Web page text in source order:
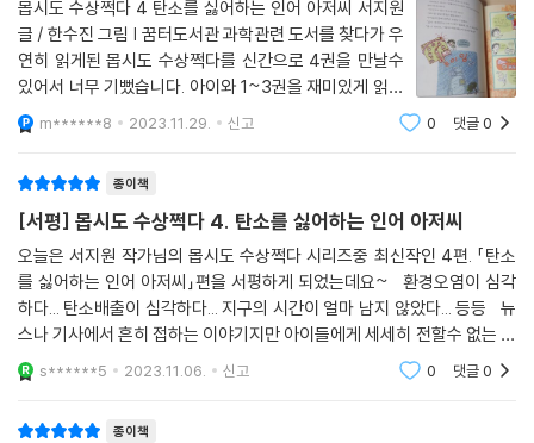
치 큰 고양이 에디슨, 4권 날씨에 등장하는 비밀스러운 공부왕 교장 선생
님, 탐구하는 즐거움, 발견하는 기쁨! 몹시도 수상쩍은 과학교실에서 공부
균 선생님과 아이들이 놀면서 탐구 능력과 문제해결 능력을 키워 가는 미
스터리한 과학 이야기가 참 재미있습니다!
우리가 사는 세상은 주변의 모든 것이 과학이에요!
과학을 공부하는 이유는 단지 시험을 잘 보기 위한 것이 아니에요. 생각하
는 힘을 키우고 우리가 사는 세상을 이해하는 능력을 키우기 위해서지요.
과학은 멀리 있는 것이 아니에요. 우리 주변을 살펴보면 하나하나 모든 것
이 교과서에 나오는 과학이라는 것을 느끼게 되지요. 그래서 과학은 우리
의 삶과는 떨어지려야 떨어질 수 없는 관계이지요. 우리가 편리한 세상을
살아가고 있는 것은 과학의 힘이라는 것을 깨닫게 되고 세상을 이해하는
몹시도 수상쩍다 4 탄소를 싫어하는 인어 아저씨 서지원
글 / 한수진 그림 | 꿈터도서관 과학관련 도서를 찾다가 우
연히 읽게된 몹시도 수상쩍다를 신간으로 4권을 만날수
있어서 너무 기뻤습니다. 아이와 1~3권을 재미있게 읽었
던 터라 4권이 언제나오나 하고 계속 기다리고 있었거든
요. 몹시도 수상쩍다 1 골때리게 재미있는 과학교실2 날씨
m******8 2023.11.29. 신고 0 댓글0
종이책
[서평] 몹시도 수상쩍다 4. 탄소를 싫어하는 인어 아저씨
오늘은 서지원 작가님의 몹시도 수상쩍다 시리즈중 최신작인 4편. 「탄소
를 싫어하는 인어 아저씨」편을 서평하게 되었는데요~ 환경오염이 심각
하다... 탄소배출이 심각하다... 지구의 시간이 얼마 남지 않았다... 등등 뉴
스나 기사에서 흔히 접하는 이야기지만 아이들에게 세세히 전할수 없는 부
분에 대한 이야기라 꼭 저부터 읽어보고 아이들과 이야기 나누고 싶었던
s******5 2023.11.06. 신고 0 댓글0
종이책